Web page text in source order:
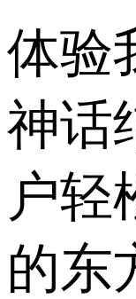
体验
神话
户轻
的东